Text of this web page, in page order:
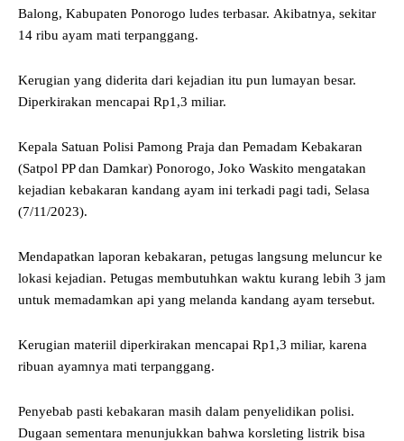
Balong, Kabupaten Ponorogo ludes terbasar. Akibatnya, sekitar
14 ribu ayam mati terpanggang.
Kerugian yang diderita dari kejadian itu pun lumayan besar.
Diperkirakan mencapai Rp1,3 miliar.
Kepala Satuan Polisi Pamong Praja dan Pemadam Kebakaran
(Satpol PP dan Damkar) Ponorogo, Joko Waskito mengatakan
kejadian kebakaran kandang ayam ini terkadi pagi tadi, Selasa
(7/11/2023).
Mendapatkan laporan kebakaran, petugas langsung meluncur ke
lokasi kejadian. Petugas membutuhkan waktu kurang lebih 3 jam
untuk memadamkan api yang melanda kandang ayam tersebut.
Kerugian materiil diperkirakan mencapai Rp1,3 miliar, karena
ribuan ayamnya mati terpanggang.
Penyebab pasti kebakaran masih dalam penyelidikan polisi.
Dugaan sementara menunjukkan bahwa korsleting listrik bisa